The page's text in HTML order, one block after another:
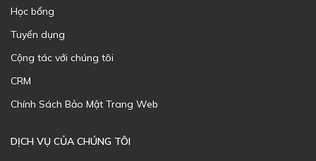
Học bổng
Tuyển dụng
Cộng tác với chúng tôi
CRM
Chính Sách Bảo Mật Trang Web
DỊCH VỤ CỦA CHÚNG TÔI